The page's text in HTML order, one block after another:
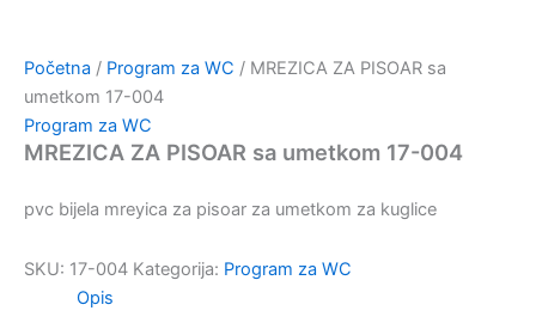
Početna / Program za WC / MREZICA ZA PISOAR sa
umetkom 17-004
Program za WC
MREZICA ZA PISOAR sa umetkom 17-004
pvc bijela mreyica za pisoar za umetkom za kuglice
SKU: 17-004 Kategorija: Program za WC
Opis